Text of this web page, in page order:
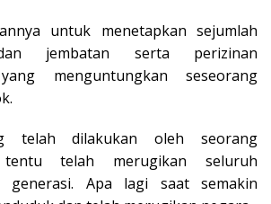
untuk menetapkan sejumlah
jembatan serta perizinan
menguntungkan seseorang
telah dilakukan oleh seorang
telah merugikan seluruh
generasi. Apa lagi saat semakin